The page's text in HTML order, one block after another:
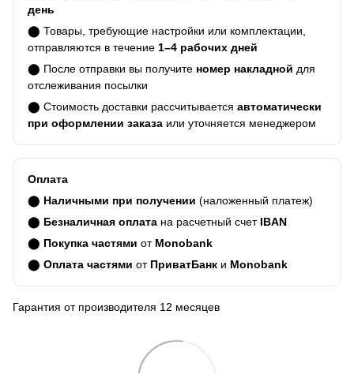
день
⬤ Товары, требующие настройки или комплектации,
отправляются в течение 1–4 рабочих дней
⬤ После отправки вы получите номер накладной для
отслеживания посылки
⬤ Стоимость доставки рассчитывается автоматически
при оформлении заказа или уточняется менеджером
Оплата
⬤ Наличными при получении (наложенный платеж)
⬤ Безналичная оплата на расчетный счет IBAN
⬤ Покупка частями от Monobank
⬤ Оплата частями от ПриватБанк и Monobank
Гарантия от производителя 12 месяцев